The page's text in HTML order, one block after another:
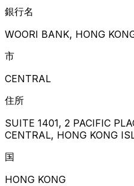
銀行名
WOORI BANK, HONG
市
CENTRAL
住所
SUITE 1401, 2 PACIFIC
CENTRAL, HONG KONG
国
HONG KONG